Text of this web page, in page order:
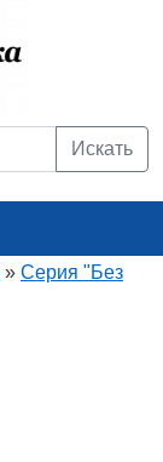
Искать
» Серия "Без